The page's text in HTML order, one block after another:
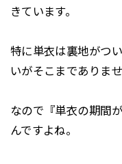
きています。
特に単衣は裏地がつ
いがそこまでありませ
なので『単衣の期間
んですよね。